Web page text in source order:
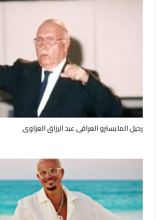
رحيل المايسترو العراقي عبد الرزاق العزاوي